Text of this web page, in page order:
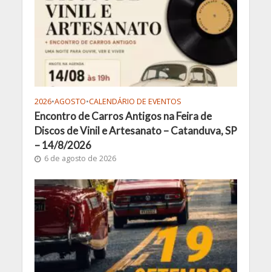
2026•AGOSTO•CALENDÁRIO DE EVENTOS
Encontro de Carros Antigos na Feira de
Discos de Vinil e Artesanato – Catanduva, SP
– 14/8/2026
6 de agosto de 2026